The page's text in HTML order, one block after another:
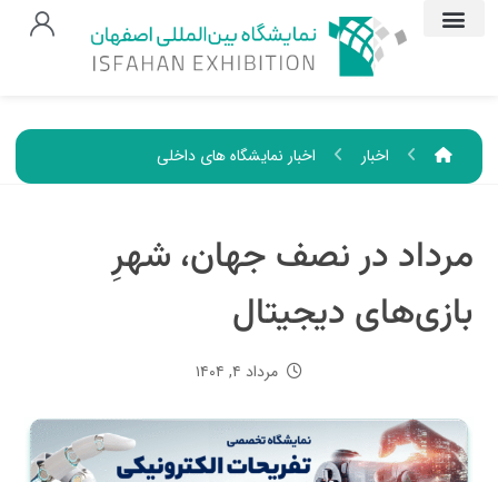
اخبار اخبار نمایشگاه های داخلی
مرداد در نصف جهان، شهرِ
بازی‌های دیجیتال
مرداد ۴, ۱۴۰۴